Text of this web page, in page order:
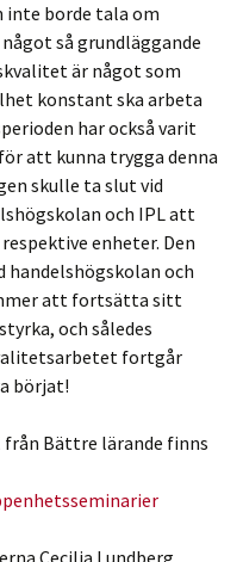
borde tala om
så grundläggande
är något som
konstant ska arbeta
har också varit
att kunna trygga denna
skulle ta slut vid
och IPL att
enheter. Den
handelshögskolan och
att fortsätta sitt
och således
fortgår
börjat!
Bättre lärande finns
Cecilia Lundberg